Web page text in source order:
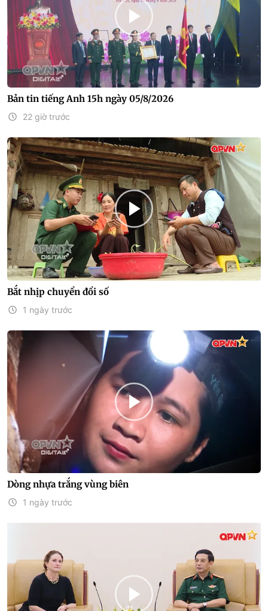
Bản tin tiếng Anh 15h ngày 05/8/2026
22 giờ trước
Bắt nhịp chuyển đổi số
1 ngày trước
Dòng nhựa trắng vùng biên
1 ngày trước